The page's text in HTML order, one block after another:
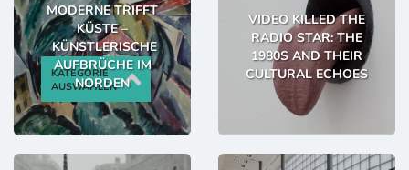
MODERNE TRIFFT
KÜSTE –
KÜNSTLERISCHE
AUFBRÜCHE IM
NORDEN
VIDEO KILLED THE
RADIO STAR: THE
1980S AND THEIR
CULTURAL ECHOES
KATEGORIE
AUSWÄHLEN